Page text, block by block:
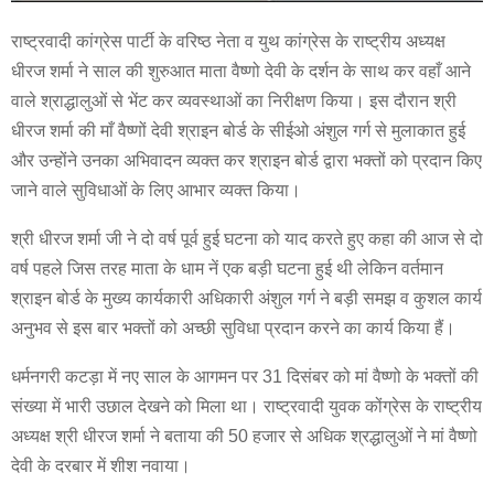
राष्ट्रवादी कांग्रेस पार्टी के वरिष्ठ नेता व युथ कांग्रेस के राष्ट्रीय अध्यक्ष
धीरज शर्मा ने साल की शुरुआत माता वैष्णो देवी के दर्शन के साथ कर वहाँ आने
वाले श्राद्धालुओं से भेंट कर व्यवस्थाओं का निरीक्षण किया। इस दौरान श्री
धीरज शर्मा की माँ वैष्णों देवी श्राइन बोर्ड के सीईओ अंशुल गर्ग से मुलाकात हुई
और उन्होंने उनका अभिवादन व्यक्त कर श्राइन बोर्ड द्वारा भक्तों को प्रदान किए
जाने वाले सुविधाओं के लिए आभार व्यक्त किया।
श्री धीरज शर्मा जी ने दो वर्ष पूर्व हुई घटना को याद करते हुए कहा की आज से दो
वर्ष पहले जिस तरह माता के धाम नें एक बड़ी घटना हुई थी लेकिन वर्तमान
श्राइन बोर्ड के मुख्य कार्यकारी अधिकारी अंशुल गर्ग ने बड़ी समझ व कुशल कार्य
अनुभव से इस बार भक्तों को अच्छी सुविधा प्रदान करने का कार्य किया हैं।
धर्मनगरी कटड़ा में नए साल के आगमन पर 31 दिसंबर को मां वैष्णो के भक्तों की
संख्या में भारी उछाल देखने को मिला था। राष्ट्रवादी युवक कोंग्रेस के राष्ट्रीय
अध्यक्ष श्री धीरज शर्मा ने बताया की 50 हजार से अधिक श्रद्धालुओं ने मां वैष्णो
देवी के दरबार में शीश नवाया।